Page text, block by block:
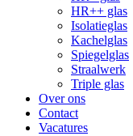
HR++ glas
Isolatieglas
Kachelglas
Spiegelglas
Straalwerk
Triple glas
Over ons
Contact
Vacatures